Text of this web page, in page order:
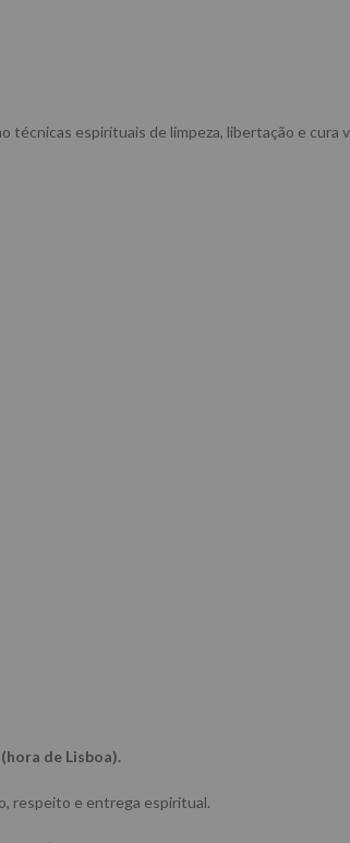
técnicas espirituais de limpeza, libertação e cura
de Lisboa).
respeito e entrega espiritual.